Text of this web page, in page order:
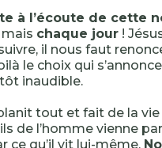
à l’écoute de cette
chaque jour !
il nous faut
le choix qui
inaudible.
tout et fait de la vie
de l’homme vienne
ce qu’il vit lui-même.